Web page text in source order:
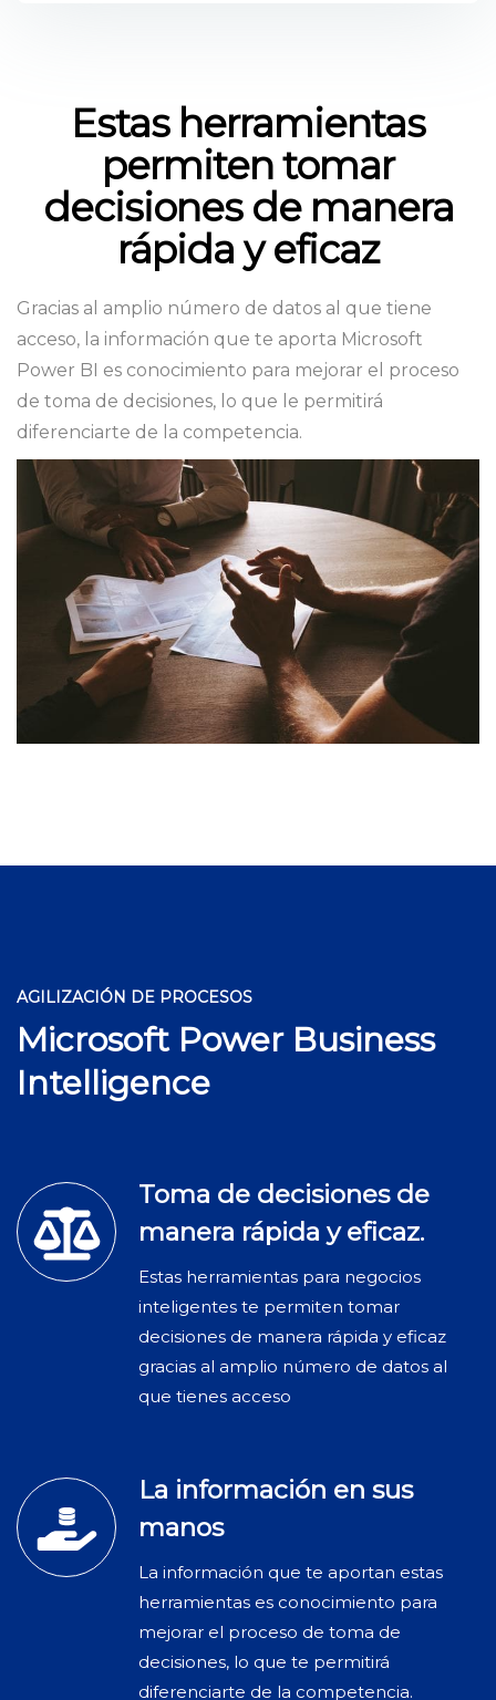
Estas herramientas
permiten tomar
decisiones de manera
rápida y eficaz
Gracias al amplio número de datos al que tiene
acceso, la información que te aporta Microsoft
Power BI es conocimiento para mejorar el proceso
de toma de decisiones, lo que le permitirá
diferenciarte de la competencia.
AGILIZACIÓN DE PROCESOS
Microsoft Power Business
Intelligence
Toma de decisiones de
manera rápida y eficaz.
Estas herramientas para negocios
inteligentes te permiten tomar
decisiones de manera rápida y eficaz
gracias al amplio número de datos al
que tienes acceso
La información en sus
manos
La información que te aportan estas
herramientas es conocimiento para
mejorar el proceso de toma de
decisiones, lo que te permitirá
diferenciarte de la competencia.